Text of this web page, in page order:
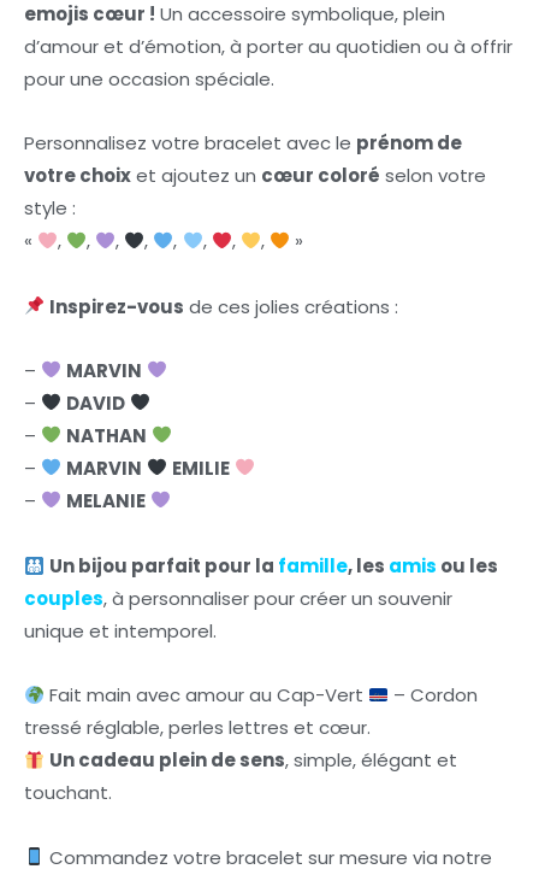
emojis cœur ! Un accessoire symbolique, plein
d’amour et d’émotion, à porter au quotidien ou à offrir
pour une occasion spéciale.
Personnalisez votre bracelet avec le prénom de
votre choixet ajoutez un cœur coloré selon votre
style :
«
, , , , , , , , »
Inspirez-vous de ces jolies créations :
–
MARVIN
–
DAVID
–
NATHAN
–
MARVIN
EMILIE
–
MELANIE
Un bijou parfait pour la famille, les amis ou les
couples, à personnaliser pour créer un souvenir
unique et intemporel.
Fait main avec amour au Cap-Vert
– Cordon
tressé réglable, perles lettres et cœur.
Un cadeau plein de sens, simple, élégant et
touchant.
Commandez votre bracelet sur mesure via notre